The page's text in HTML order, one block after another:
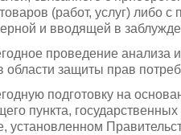
(работ, услуг) либо
и вводящей в
проведение анализа
области защиты прав
подготовку на
пункта,
установленном